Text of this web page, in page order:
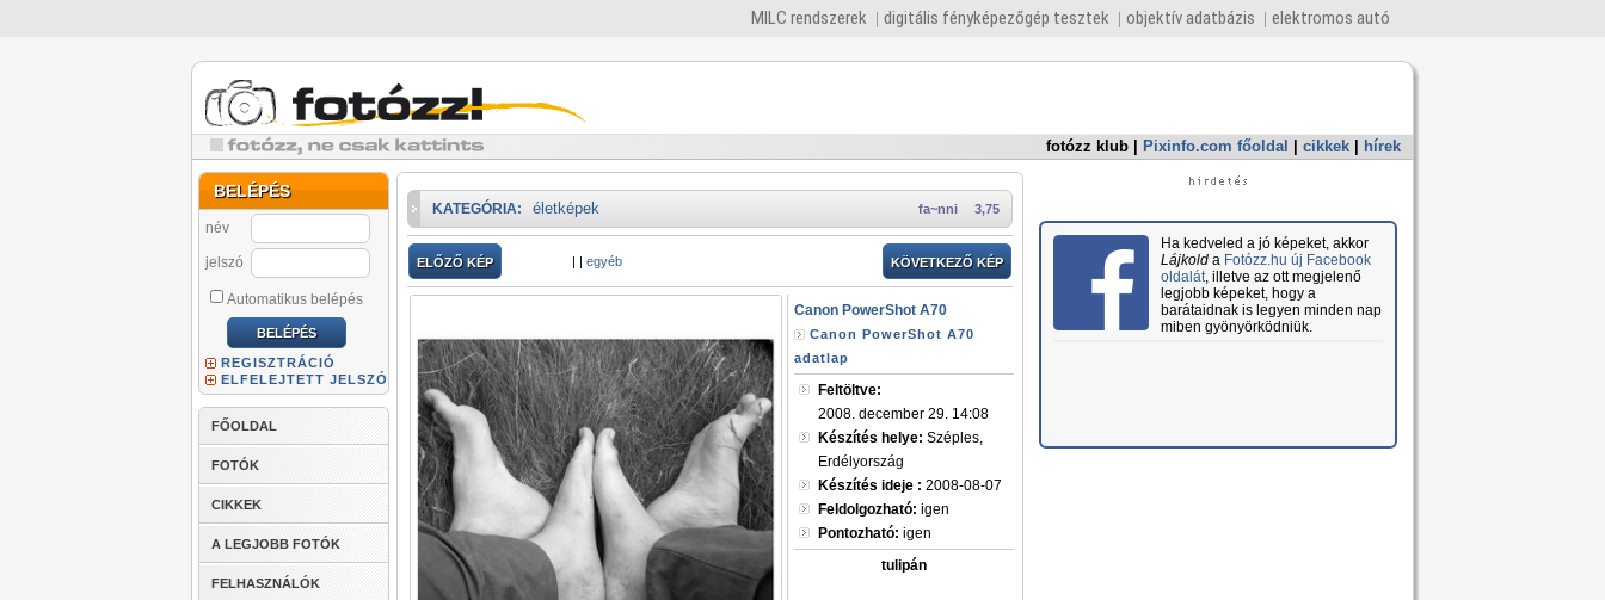
MILC rendszerek digitális fényképezőgép tesztek objektív adatbázis elektromos autó
fotózz klub Pixinfo.com főoldal cikkek hírek
BELÉPÉS
név
jelszó
Automatikus belépés
REGISZTRÁCIÓ
ELFELEJTETT JELSZÓ
FŐOLDAL
FOTÓK
CIKKEK
A LEGJOBB FOTÓK
FELHASZNÁLÓK
3,75
fa~nni
KATEGÓRIA: életképek
ELŐZŐ KÉP | | egyéb KÖVETKEZŐ KÉP
Canon PowerShot A70
Canon PowerShot A70
adatlap
Feltöltve:
2008. december 29. 14:08
Készítés helye: Széples,
Erdélyország
Készítés ideje : 2008-08-07
Feldolgozható: igen
Pontozható: igen
tulipán
Ha kedveled a jó képeket, akkor
Lájkolda Fotózz.hu új Facebook
oldalát, illetve az ott megjelenő
legjobb képeket, hogy a
barátaidnak is legyen minden nap
miben gyönyörködniük.